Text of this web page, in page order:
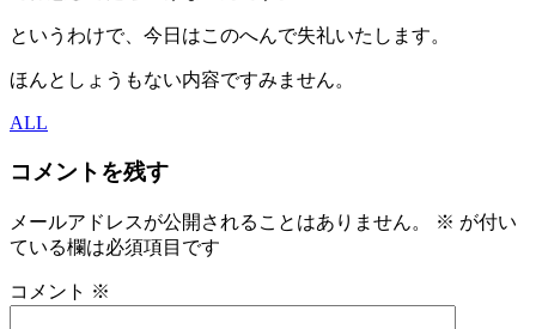
というわけで、今日はこのへんで失礼いたします。
ほんとしょうもない内容ですみません。
ALL
コメントを残す
メールアドレスが公開されることはありません。 ※ が付い
ている欄は必須項目です
コメント ※